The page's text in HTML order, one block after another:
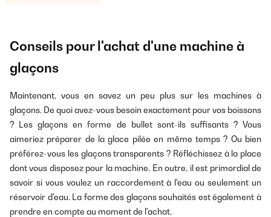
Conseils pour l'achat d'une machine à
glaçons
Maintenant, vous en savez un peu plus sur les machines à
glaçons. De quoi avez-vous besoin exactement pour vos boissons
? Les glaçons en forme de bullet sont-ils suffisants ? Vous
aimeriez préparer de la glace pilée en même temps ? Ou bien
préférez-vous les glaçons transparents ? Réfléchissez à la place
dont vous disposez pour la machine. En outre, il est primordial de
savoir si vous voulez un raccordement à l'eau ou seulement un
réservoir d'eau. La forme des glaçons souhaités est également à
prendre en compte au moment de l'achat.